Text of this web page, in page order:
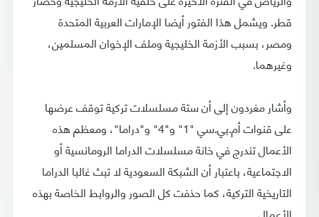
قطر. ويشمل هذا الفتور أيضا الإمارات العربية المتحدة
ومصر، بسبب الأزمة الخليجية وملف الإخوان المسلمين،
وغيرهما.
وأشار مغردون إلى أن ستة مسلسلات تركية توقف عرضها
على قنوات أم.بي.سي "1" و"4" و"دراما"، ومعظم هذه
الأعمال تندرج في خانة مسلسلات الدراما الرومانسية أو
الاجتماعية، باعتبار أن الشبكة السعودية لا تبث غالبا الدراما
التاريخية التركية، كما حذفت كل الصور والروابط الخاصة بهذه